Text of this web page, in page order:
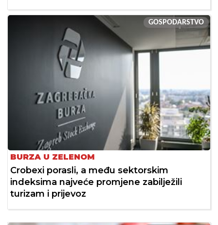
GOSPODARSTVO
BURZA U ZELENOM
Crobexi porasli, a među sektorskim
indeksima najveće promjene zabilježili
turizam i prijevoz